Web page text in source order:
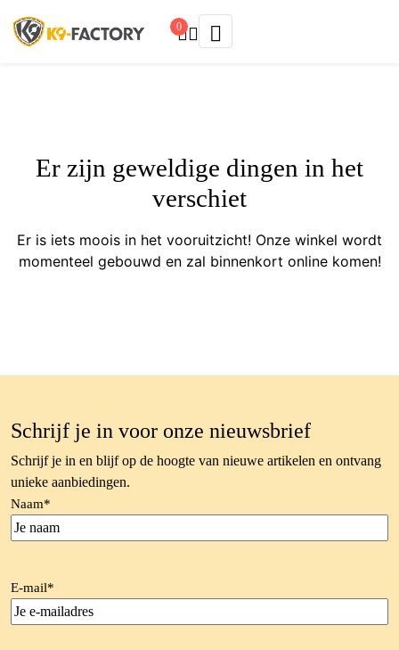
0
Er zijn geweldige dingen in het
verschiet
Er is iets moois in het vooruitzicht! Onze winkel wordt
momenteel gebouwd en zal binnenkort online komen!
Schrijf je in voor onze nieuwsbrief
Schrijf je in en blijf op de hoogte van nieuwe artikelen en ontvang
unieke aanbiedingen.
Naam*
E-mail*